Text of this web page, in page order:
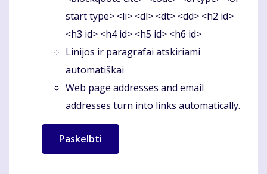
start type> <li> <dl> <dt> <dd> <h2 id>
<h3 id> <h4 id> <h5 id> <h6 id>
Linijos ir paragrafai atskiriami
automatiškai
Web page addresses and email
addresses turn into links automatically.